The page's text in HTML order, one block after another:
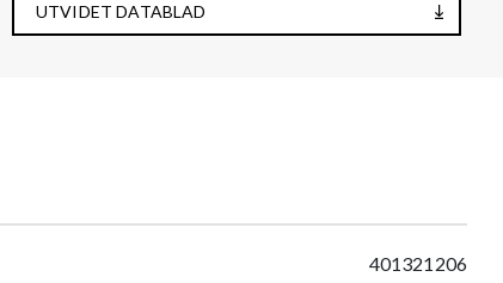
UTVIDET DATABLAD
401321206